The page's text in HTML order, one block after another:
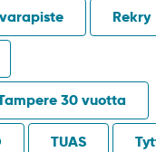
Rekry
30 vuotta
TUAS